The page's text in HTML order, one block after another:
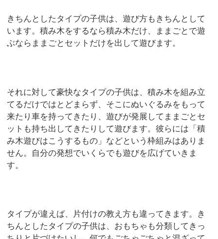
きちんとしたタイプの子供は、遊び方もきちんとして
います。積み木をするなら積み木だけ、ままごとで遊
ぶならままごとセットだけを出して遊びます。
それに対して豪快なタイプの子供は、積み木を組み立
てるだけではとどまらず、そこにぬいぐるみをもって
来たり車を持ってきたり、遊びが発展してままごとセ
ットも持ち出してきたりして遊びます。彼らには「積
み木遊びはこうするもの」などという枠組みはありま
せん。自分の発想でいくらでも遊びを広げていきま
す。
タイプが違えば、片付けの教え方も違ってきます。き
ちんとしたタイプの子供は、おもちゃも分類してきっ